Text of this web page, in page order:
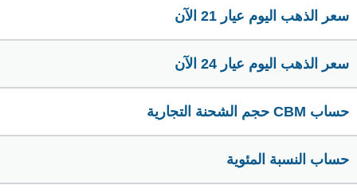
سعر الذهب اليوم عيار 21 الآن
سعر الذهب اليوم عيار 24 الآن
حساب CBM حجم الشحنة التجارية
حساب النسبة المئوية